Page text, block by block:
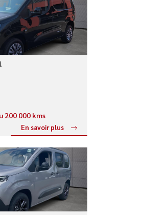
200 000 kms
En savoir plus